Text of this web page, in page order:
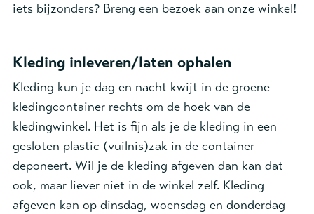
iets bijzonders? Breng een bezoek aan onze winkel!
Kleding inleveren/laten ophalen
Kleding kun je dag en nacht kwijt in de groene
kledingcontainer rechts om de hoek van de
kledingwinkel. Het is fijn als je de kleding in een
gesloten plastic (vuilnis)zak in de container
deponeert. Wil je de kleding afgeven dan kan dat
ook, maar liever niet in de winkel zelf. Kleding
afgeven kan op dinsdag, woensdag en donderdag